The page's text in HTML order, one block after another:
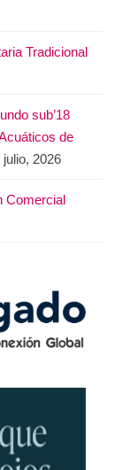
Tradicional
sub’18
de
julio, 2026
Comercial